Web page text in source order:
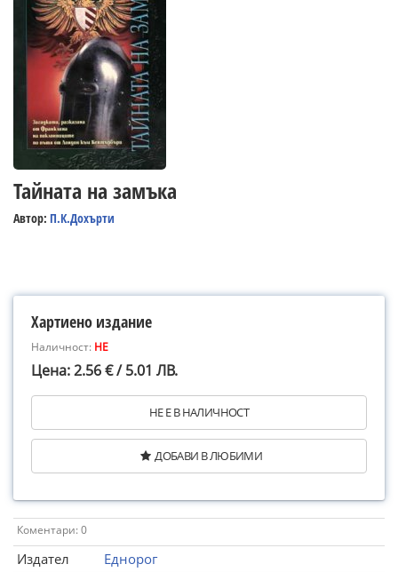
Тайната на замъка
Автор: П.К.Дохърти
Хартиено издание
Наличност: НЕ
Цена: 2.56 € / 5.01 ЛВ.
НЕ Е В НАЛИЧНОСТ
ДОБАВИ В ЛЮБИМИ
Коментари: 0
Издател
Еднорог